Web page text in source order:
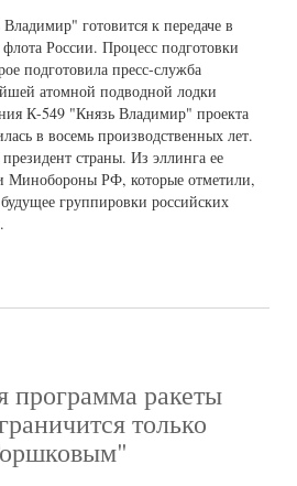
готовится к передаче в
России. Процесс подготовки
подготовила пресс-служба
атомной подводной лодки
К-549 "Князь Владимир" проекта
в восемь производственных лет.
президент страны. Из эллинга ее
Минобороны РФ, которые отметили,
группировки российских
программа ракеты
только